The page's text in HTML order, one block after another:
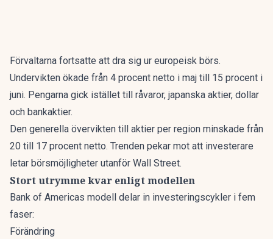
Förvaltarna fortsatte att dra sig ur europeisk börs.
Undervikten ökade från 4 procent netto i maj till 15 procent i
juni. Pengarna gick istället till råvaror, japanska aktier, dollar
och bankaktier.
Den generella övervikten till aktier per region minskade från
20 till 17 procent netto. Trenden pekar mot att investerare
letar börsmöjligheter utanför Wall Street.
Stort utrymme kvar enligt modellen
Bank of Americas modell delar in investeringscykler i fem
faser:
Förändring